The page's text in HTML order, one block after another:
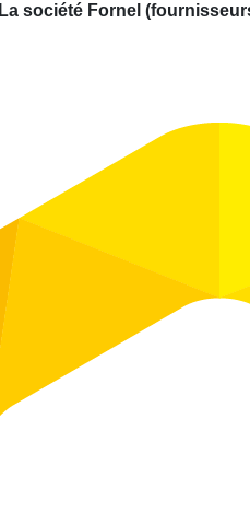
La société Fornel